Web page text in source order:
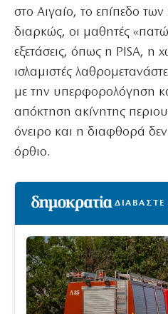
στο Αιγαίο, το επίπεδο των
διαρκώς, οι μαθητές
εξετάσεις, όπως η PISA, η
ισλαμιστές
με την υπερφορολόγηση
απόκτηση ακίνητης
όνειρο και η διαφθορά δεν
όρθιο.
ΔΙΑΒΑΣΤΕ